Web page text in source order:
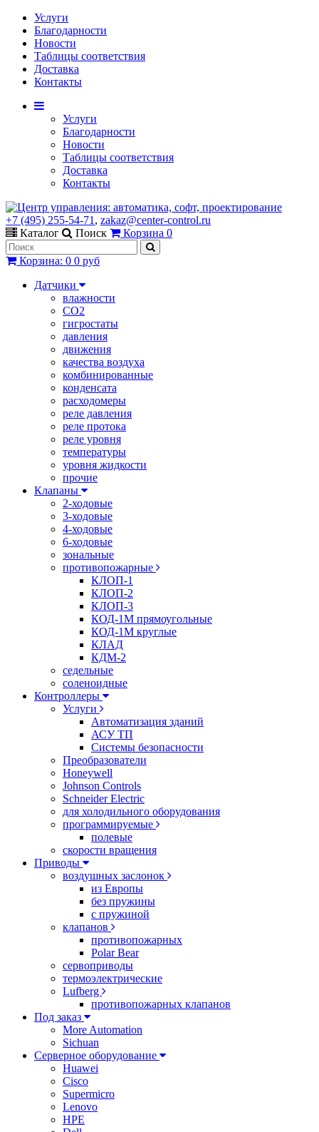
Услуги
Благодарности
Новости
Таблицы соответствия
Доставка
Контакты
Услуги
Благодарности
Новости
Таблицы соответствия
Доставка
Контакты
+7 (495) 255-54-71 , zakaz@center-control.ru
Каталог
Поиск Корзина 0
Корзина: 0 0 руб
Датчики
влажности
CO2
гигростаты
давления
движения
качества воздуха
комбинированные
конденсата
расходомеры
реле давления
реле протока
реле уровня
температуры
уровня жидкости
прочие
Клапаны
2-ходовые
3-ходовые
4-ходовые
6-ходовые
зональные
противопожарные
КЛОП-1
КЛОП-2
КЛОП-3
КОД-1М прямоугольные
КОД-1М круглые
КЛАД
КДМ-2
седельные
соленоидные
Контроллеры
Услуги
Автоматизация зданий
АСУ ТП
Системы безопасности
Преобразователи
Honeywell
Johnson Controls
Schneider Electric
для холодильного оборудования
программируемые
полевые
скорости вращения
Приводы
воздушных заслонок
из Европы
без пружины
с пружиной
клапанов
противопожарных
Polar Bear
сервоприводы
термоэлектрические
Lufberg
противопожарных клапанов
Под заказ
More Automation
Sichuan
Серверное оборудование
Huawei
Cisco
Supermicro
Lenovo
HPE